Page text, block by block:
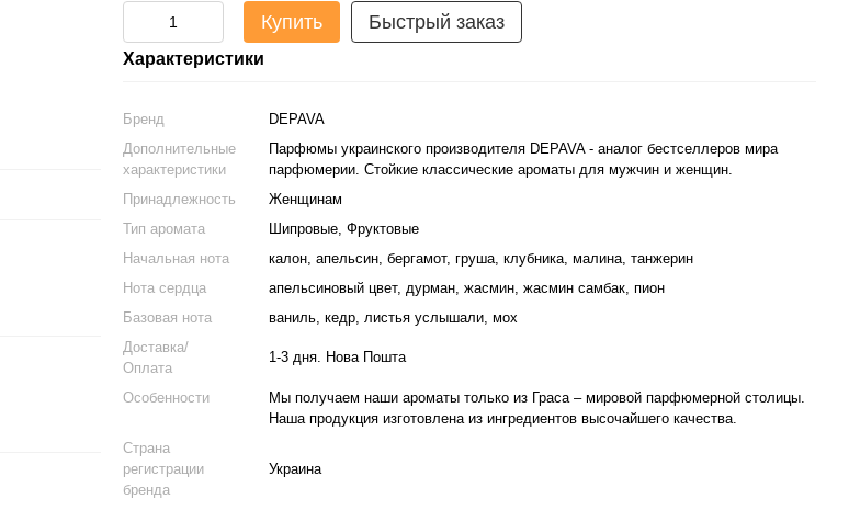
Купить Быстрый заказ
Характеристики
Бренд
DEPAVA
Дополнительные
характеристики
Парфюмы украинского производителя DEPAVA - аналог бестселлеров мира
парфюмерии. Стойкие классические ароматы для мужчин и женщин.
Принадлежность
Женщинам
Тип аромата
Шипровые, Фруктовые
Начальная нота
калон, апельсин, бергамот, груша, клубника, малина, танжерин
Нота сердца
апельсиновый цвет, дурман, жасмин, жасмин самбак, пион
Базовая нота
ваниль, кедр, листья услышали, мох
Доставка/
Оплата
1-3 дня. Нова Пошта
Особенности
Мы получаем наши ароматы только из Граса – мировой парфюмерной столицы.
Наша продукция изготовлена из ингредиентов высочайшего качества.
Страна
регистрации
бренда
Украина